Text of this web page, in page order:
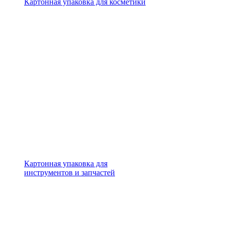
Картонная упаковка для
инструментов и запчастей